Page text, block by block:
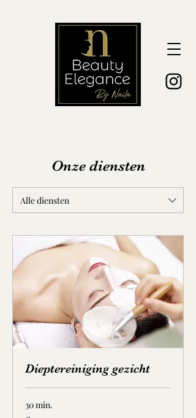
Onze diensten
Alle diensten
Dieptereiniging gezicht
30 min.
55